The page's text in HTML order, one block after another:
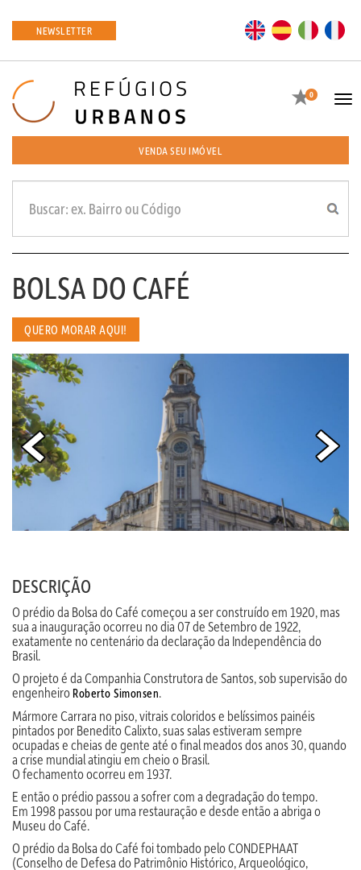
NEWSLETTER EN ES
Favoritos
0
VENDA SEU IMÓVEL
BOLSA DO CAFÉ
QUERO MORAR AQUI!
DESCRIÇÃO
O prédio da Bolsa do Café começou a ser construído em 1920, mas
sua a inauguração ocorreu no dia 07 de Setembro de 1922,
exatamente no centenário da declaração da Independência do
Brasil.
O projeto é da Companhia Construtora de Santos, sob supervisão do
engenheiro Roberto Simonsen.
Mármore Carrara no piso, vitrais coloridos e belíssimos painéis
pintados por Benedito Calixto, suas salas estiveram sempre
ocupadas e cheias de gente até o final meados dos anos 30, quando
a crise mundial atingiu em cheio o Brasil.
O fechamento ocorreu em 1937.
E então o prédio passou a sofrer com a degradação do tempo.
Em 1998 passou por uma restauração e desde então a abriga o
Museu do Café.
O prédio da Bolsa do Café foi tombado pelo CONDEPHAAT
(Conselho de Defesa do Patrimônio Histórico, Arqueológico,